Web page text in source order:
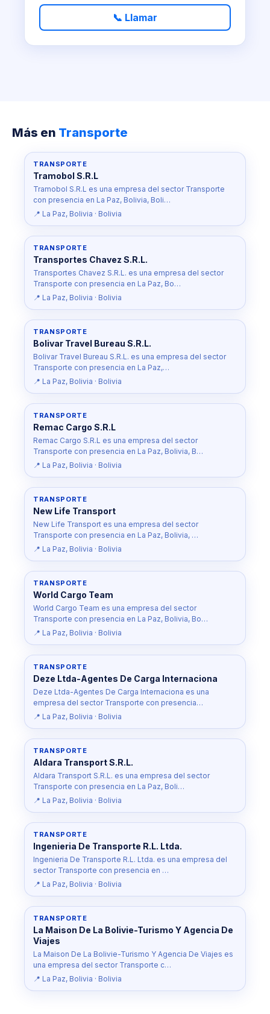
📞 Llamar
Más en Transporte
TRANSPORTE
Tramobol S.R.L
Tramobol S.R.L es una empresa del sector Transporte
con presencia en La Paz, Bolivia, Boli…
📍 La Paz, Bolivia · Bolivia
TRANSPORTE
Transportes Chavez S.R.L.
Transportes Chavez S.R.L. es una empresa del sector
Transporte con presencia en La Paz, Bo…
📍 La Paz, Bolivia · Bolivia
TRANSPORTE
Bolivar Travel Bureau S.R.L.
Bolivar Travel Bureau S.R.L. es una empresa del sector
Transporte con presencia en La Paz,…
📍 La Paz, Bolivia · Bolivia
TRANSPORTE
Remac Cargo S.R.L
Remac Cargo S.R.L es una empresa del sector
Transporte con presencia en La Paz, Bolivia, B…
📍 La Paz, Bolivia · Bolivia
TRANSPORTE
New Life Transport
New Life Transport es una empresa del sector
Transporte con presencia en La Paz, Bolivia, …
📍 La Paz, Bolivia · Bolivia
TRANSPORTE
World Cargo Team
World Cargo Team es una empresa del sector
Transporte con presencia en La Paz, Bolivia, Bo…
📍 La Paz, Bolivia · Bolivia
TRANSPORTE
Deze Ltda-Agentes De Carga Internaciona
Deze Ltda-Agentes De Carga Internaciona es una
empresa del sector Transporte con presencia…
📍 La Paz, Bolivia · Bolivia
TRANSPORTE
Aldara Transport S.R.L.
Aldara Transport S.R.L. es una empresa del sector
Transporte con presencia en La Paz, Boli…
📍 La Paz, Bolivia · Bolivia
TRANSPORTE
Ingenieria De Transporte R.L. Ltda.
Ingenieria De Transporte R.L. Ltda. es una empresa del
sector Transporte con presencia en …
📍 La Paz, Bolivia · Bolivia
TRANSPORTE
La Maison De La Bolivie-Turismo Y Agencia De
Viajes
La Maison De La Bolivie-Turismo Y Agencia De Viajes es
una empresa del sector Transporte c…
📍 La Paz, Bolivia · Bolivia